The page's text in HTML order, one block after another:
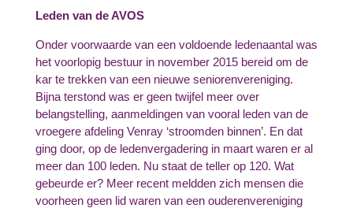
Leden van de AVOS
Onder voorwaarde van een voldoende ledenaantal was
het voorlopig bestuur in november 2015 bereid om de
kar te trekken van een nieuwe seniorenvereniging.
Bijna terstond was er geen twijfel meer over
belangstelling, aanmeldingen van vooral leden van de
vroegere afdeling Venray ‘stroomden binnen’. En dat
ging door, op de ledenvergadering in maart waren er al
meer dan 100 leden. Nu staat de teller op 120. Wat
gebeurde er? Meer recent meldden zich mensen die
voorheen geen lid waren van een ouderenvereniging